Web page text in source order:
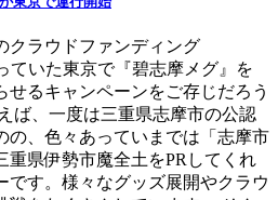
クラウドファンディング
ていた東京で『碧志摩メグ』を
せるキャンペーンをご存じだろう
ば、一度は三重県志摩市の公認
の、色々あっていまでは「志摩市
重県伊勢市魔全土をPRしてくれ
です。様々なグッズ展開やクラウ